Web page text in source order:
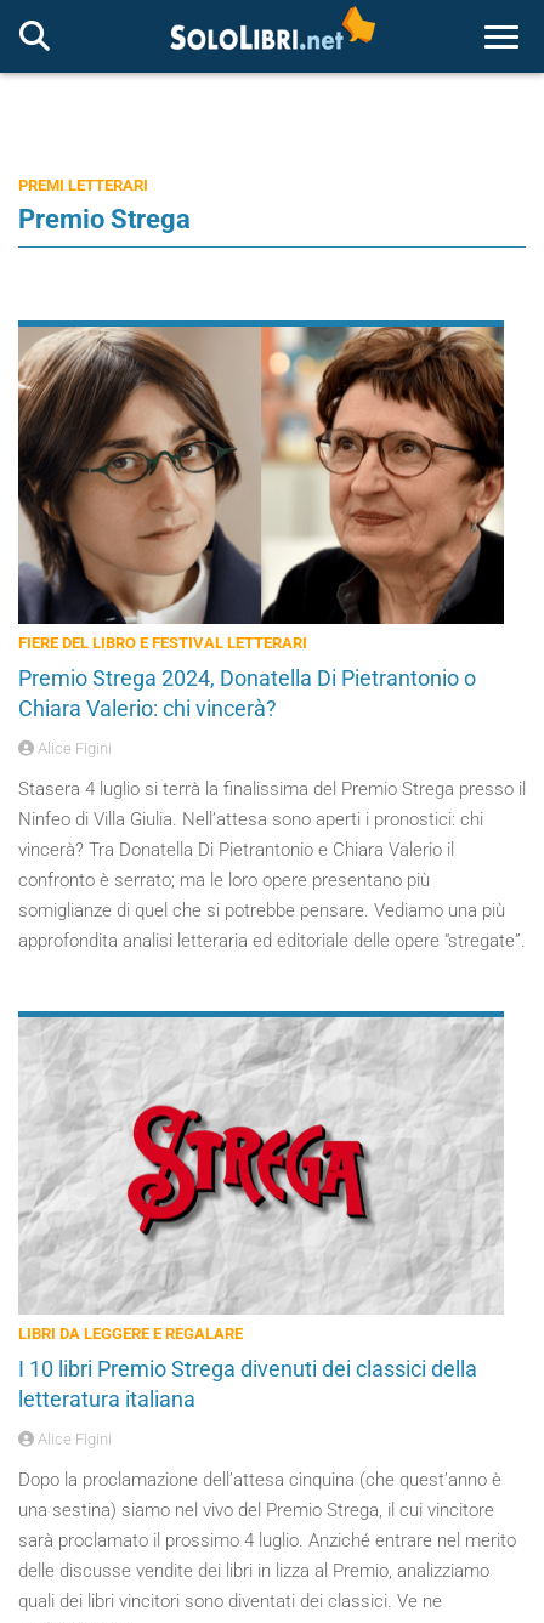
PREMI LETTERARI
Premio Strega
FIERE DEL LIBRO E FESTIVAL LETTERARI
Premio Strega 2024, Donatella Di Pietrantonio o
Chiara Valerio: chi vincerà?
Alice Figini
Stasera 4 luglio si terrà la finalissima del Premio Strega presso il
Ninfeo di Villa Giulia. Nell’attesa sono aperti i pronostici: chi
vincerà? Tra Donatella Di Pietrantonio e Chiara Valerio il
confronto è serrato; ma le loro opere presentano più
somiglianze di quel che si potrebbe pensare. Vediamo una più
approfondita analisi letteraria ed editoriale delle opere “stregate”.
LIBRI DA LEGGERE E REGALARE
I 10 libri Premio Strega divenuti dei classici della
letteratura italiana
Alice Figini
Dopo la proclamazione dell’attesa cinquina (che quest’anno è
una sestina) siamo nel vivo del Premio Strega, il cui vincitore
sarà proclamato il prossimo 4 luglio. Anziché entrare nel merito
delle discusse vendite dei libri in lizza al Premio, analizziamo
quali dei libri vincitori sono diventati dei classici. Ve ne